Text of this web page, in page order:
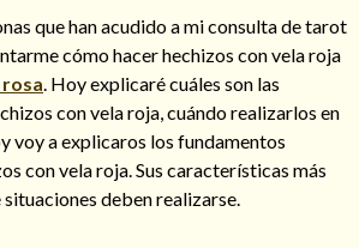
que han acudido a mi consulta de tarot
cómo hacer hechizos con vela roja
rosa . Hoy explicaré cuáles son las
con vela roja, cuándo realizarlos en
voy a explicaros los fundamentos
con vela roja. Sus características más
deben realizarse.